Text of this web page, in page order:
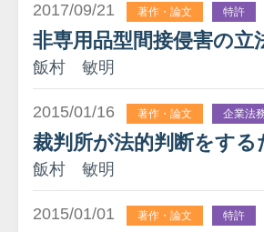
2017/09/21 著作・論文 特許
非専用品型間接侵害の立
飯村 敏明
2015/01/16 著作・論文 企業法
裁判所が法的判断をす
飯村 敏明
2015/01/01 著作・論文 特許